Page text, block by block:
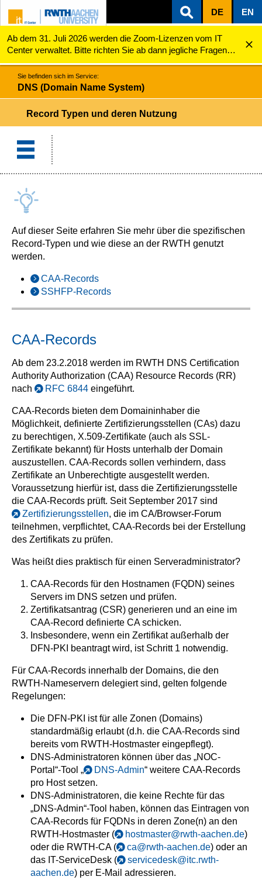
ZUM INHALTSBEREICH
ZUR HAUPTNAVIGATION
ZUR SUCHE
DE EN
Ab dem 31. Juli 2026 werden die Zoom-Lizenzen vom IT
Center verwaltet. Bitte richten Sie ab dann jegliche Fragen
zu den Zoom-Lizenzen (z.B. Probleme mit dem Login) an
servicedesk@itc.rwth-aachen.de.
DNS (Domain Name System)
Sie befinden sich im Service:
DNS (Domain Name System)
Record Typen und deren Nutzung
Auf dieser Seite erfahren Sie mehr über die spezifischen
Record-Typen und wie diese an der RWTH genutzt
werden.
CAA-Records
SSHFP-Records
CAA-Records
Ab dem 23.2.2018 werden im RWTH DNS Certification
Authority Authorization (CAA) Resource Records (RR)
nach
RFC 6844 eingeführt.
CAA-Records bieten dem Domaininhaber die
Möglichkeit, definierte Zertifizierungsstellen (CAs) dazu
zu berechtigen, X.509-Zertifikate (auch als SSL-
Zertifikate bekannt) für Hosts unterhalb der Domain
auszustellen. CAA-Records sollen verhindern, dass
Zertifikate an Unberechtigte ausgestellt werden.
Voraussetzung hierfür ist, dass die Zertifizierungsstelle
die CAA-Records prüft. Seit September 2017 sind
Zertifizierungsstellen, die im CA/Browser-Forum
teilnehmen, verpflichtet, CAA-Records bei der Erstellung
des Zertifikats zu prüfen.
Was heißt dies praktisch für einen Serveradministrator?
CAA-Records für den Hostnamen (FQDN) seines
Servers im DNS setzen und prüfen.
Zertifikatsantrag (CSR) generieren und an eine im
CAA-Record definierte CA schicken.
Insbesondere, wenn ein Zertifikat außerhalb der
DFN-PKI beantragt wird, ist Schritt 1 notwendig.
Für CAA-Records innerhalb der Domains, die den
RWTH-Nameservern delegiert sind, gelten folgende
Regelungen:
Die DFN-PKI ist für alle Zonen (Domains)
standardmäßig erlaubt (d.h. die CAA-Records sind
bereits vom RWTH-Hostmaster eingepflegt).
DNS-Administratoren können über das „NOC-
Portal“-Tool „
DNS-Admin“ weitere CAA-Records
pro Host setzen.
DNS-Administratoren, die keine Rechte für das
„DNS-Admin“-Tool haben, können das Eintragen von
CAA-Records für FQDNs in deren Zone(n) an den
RWTH-Hostmaster (
hostmaster@rwth-aachen.de)
oder die RWTH-CA (
ca@rwth-aachen.de) oder an
das IT-ServiceDesk (
servicedesk@itc.rwth-
aachen.de) per E-Mail adressieren.